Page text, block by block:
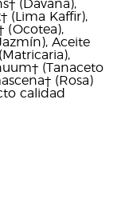
(Davana),
(Lima Kaffir),
(Ocotea),
Aceite
(Tanaceto
(Rosa)
calidad